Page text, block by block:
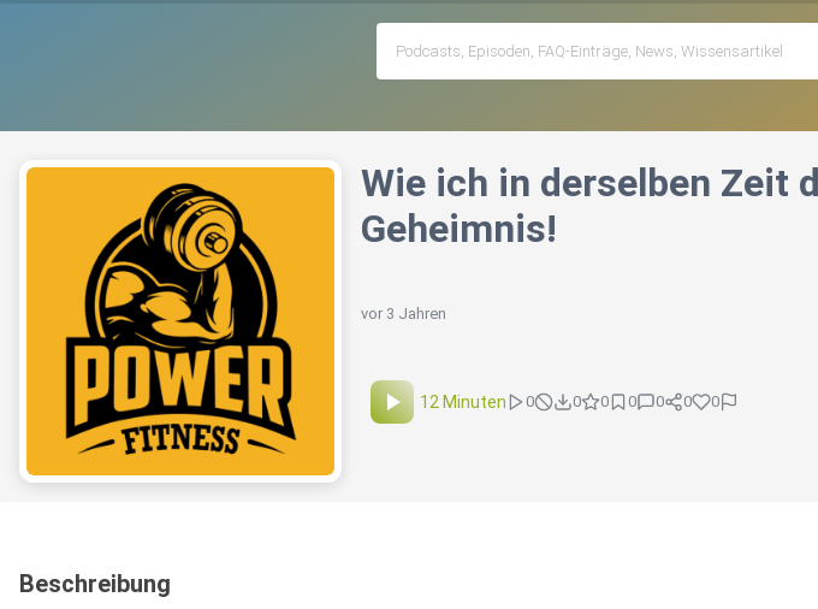
Wie ich in derselben Zeit
Geheimnis!
vor 3 Jahren
12 Minuten 0 0 0 0 0 0 0
Beschreibung